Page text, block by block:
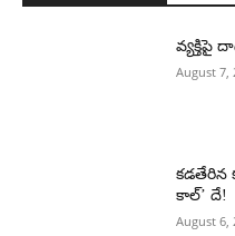
వ్యక్తిపై
August 7,
కడతేరిన
కాల్’ దే!
August 6,